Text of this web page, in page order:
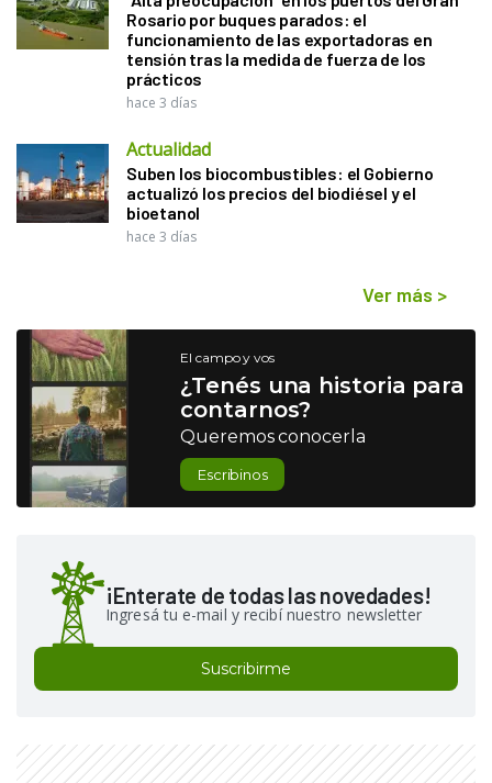
Rosario por buques parados: el
funcionamiento de las exportadoras en
tensión tras la medida de fuerza de los
prácticos
hace 3 días
Actualidad
Suben los biocombustibles: el Gobierno
actualizó los precios del biodiésel y el
bioetanol
hace 3 días
Ver más >
El campo y vos
¿Tenés una historia para
contarnos?
Queremos conocerla
Escribinos
¡Enterate de todas las novedades!
Ingresá tu e-mail y recibí nuestro newsletter
Suscribirme